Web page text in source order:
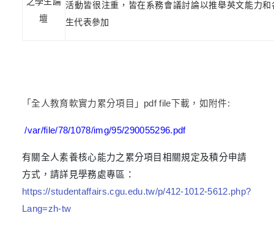
壇
活動皆很注重，皆在系務會議討論以推舉英文能力
生代表參加
「全人教育軟實力累分項目」 pdf file 下載，如附件:
/var/file/78/1078/img/95/290055296.pdf
有關全人素養核心能力之累分項目相關規定及積分申請
方式，請詳見學務處專區：
https://studentaffairs.cgu.edu.tw/p/412-1012-5612.php?
Lang=zh-tw